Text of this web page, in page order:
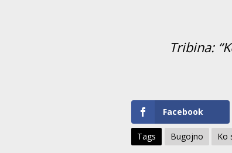
Tribina:
Facebook
Tags Bugojno Ko